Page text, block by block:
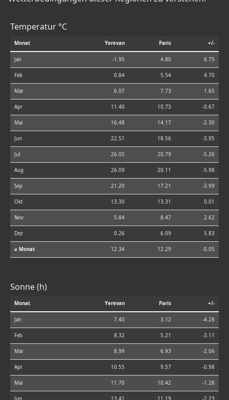
Temperatur °C
Monat Yerevan Paris +/-
Jan -1.95 4.80 6.75
Feb 0.84 5.54 4.70
Mär 6.07 7.73 1.65
Apr 11.40 10.73 -0.67
Mai 16.48 14.17 -2.30
Jun 22.51 18.56 -3.95
Jul 26.05 20.79 -5.26
Aug 26.09 20.11 -5.98
Sep 21.20 17.21 -3.99
Okt 13.30 13.31 0.01
Nov 5.84 8.47 2.62
Dez 0.26 6.09 5.83
⌀ Monat 12.34 12.29 -0.05
Sonne (h)
Monat Yerevan Paris +/-
Jan 7.40 3.12 -4.28
Feb 8.32 5.21 -3.11
Mär 8.99 6.93 -2.06
Apr 10.55 9.57 -0.98
Mai 11.70 10.42 -1.28